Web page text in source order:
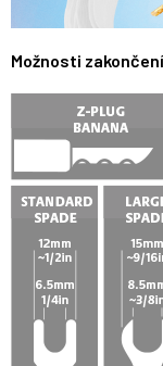
Možnosti